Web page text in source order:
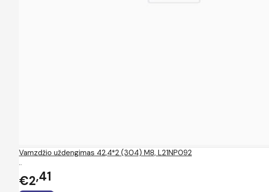
Vamzdžio uždengimas 42,4*2 (304) M8, L21NP092
..
€2 41